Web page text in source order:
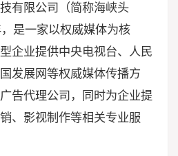
有限公司（简称海峡头
是一家以权威媒体为核
企业提供中央电视台、人民
发展网等权威媒体传播方
告代理公司，同时为企业提
、影视制作等相关专业服